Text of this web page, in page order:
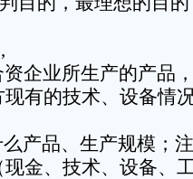
企业所生产的产品
有的技术、设备情
产品、生产规模；
金、技术、设备、